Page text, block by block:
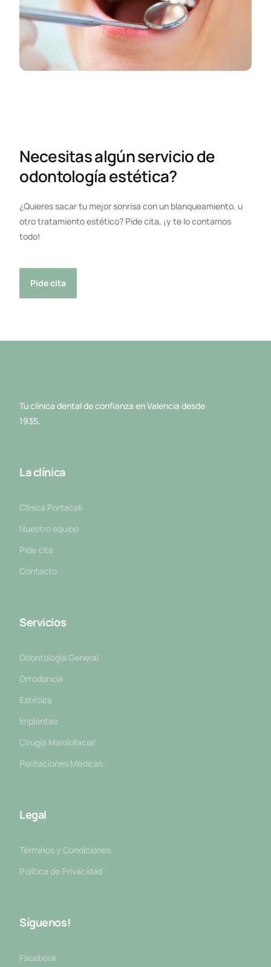
Necesitas algún servicio de
odontología estética?
¿Quieres sacar tu mejor sonrisa con un blanqueamiento, u
otro tratamiento estético? Pide cita, ¡y te lo contamos
todo!
Pide cita
Tu clínica dental de confianza en Valencia desde
1935.
La clínica
Clinica Portaceli
Nuestro equipo
Pide cita
Contacto
Servicios
Odontología General
Ortodoncia
Estética
Implantes
Cirugía Maxilofacial
Peritaciones Médicas
Legal
Términos y Condiciones
Política de Privacidad
Síguenos!
Facebook